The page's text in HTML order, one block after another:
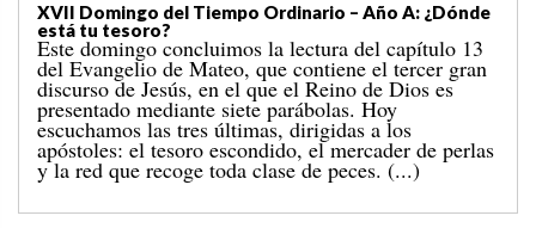
XIX Domingo del Tiempo Ordinario (ciclo A):
«¡Mándame ir hacia ti!»
El Evangelio del domingo pasado nos narraba el
milagro de la multiplicación de los panes para una
gran multitud, en un lugar desierto, que concluyó
con la recogida de doce canastos llenos de sobras. A
aquel acontecimiento le sigue el conocido episodio
de hoy, en el que Jesús camina sobre el mar. [...]